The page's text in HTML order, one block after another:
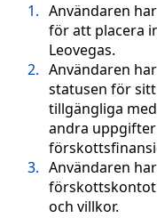
Användaren
för att placera
Leovegas.
Användaren
statusen för
tillgängliga
andra
Användaren
förskottskontot
och villkor.